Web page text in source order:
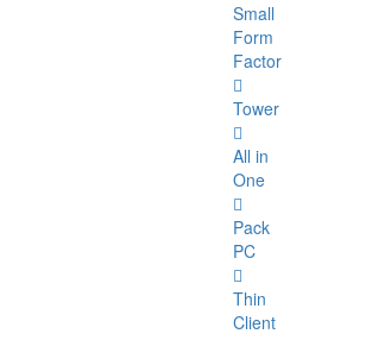
Small
Form
Factor
Tower
All in
One
Pack
PC
Thin
Client